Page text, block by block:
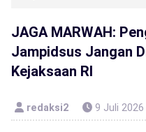
JAGA MARWAH:
Jampidsus Jangan
Kejaksaan RI
redaksi2 9 Juli 2026